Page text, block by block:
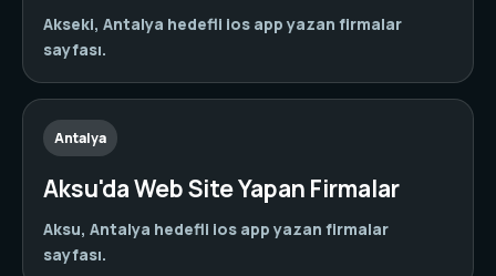
Akseki, Antalya hedefli ios app yazan firmalar
sayfası.
Antalya
Aksu'da Web Site Yapan Firmalar
Aksu, Antalya hedefli ios app yazan firmalar
sayfası.